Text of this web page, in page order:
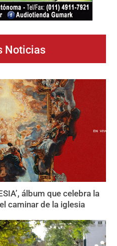
Noticias
álbum que celebra la
caminar de la iglesia